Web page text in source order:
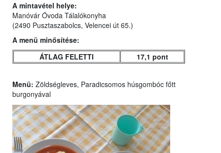
A mintavétel helye:
Manóvár Óvoda Tálalókonyha
(2490 Pusztaszabolcs, Velencei út 65.)
A menü minősítése:
ÁTLAG FELETTI
17,1 pont
Menü: Zöldségleves, Paradicsomos húsgombóc főtt
burgonyával